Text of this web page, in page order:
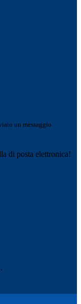
un messaggio
di posta elettronica!